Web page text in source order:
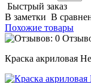
Быстрый заказ
В заметки В
Похожие товары
Краска акриловая